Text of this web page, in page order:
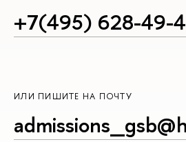
+7(495) 628-49-
ИЛИ ПИШИТЕ НА ПОЧТУ